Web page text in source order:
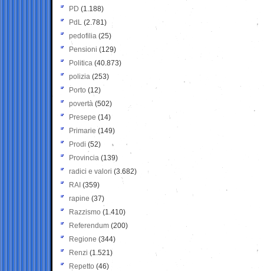
PD (1.188)
PdL (2.781)
pedofilia (25)
Pensioni (129)
Politica (40.873)
polizia (253)
Porto (12)
povertà (502)
Presepe (14)
Primarie (149)
Prodi (52)
Provincia (139)
radici e valori (3.682)
RAI (359)
rapine (37)
Razzismo (1.410)
Referendum (200)
Regione (344)
Renzi (1.521)
Repetto (46)